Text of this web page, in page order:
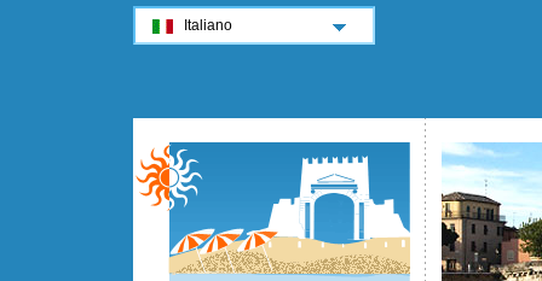
Italiano